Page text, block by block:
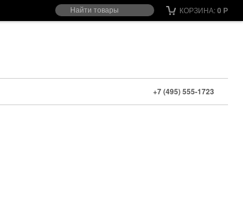
КОРЗИНА:0 Р
+7 (495) 555-1723